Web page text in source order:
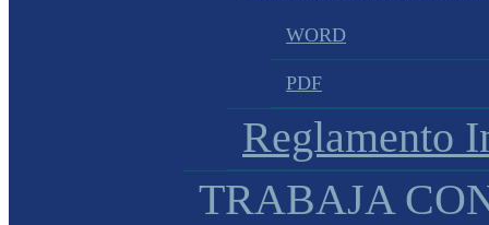
WORD
PDF
Reglamento
TRABAJA